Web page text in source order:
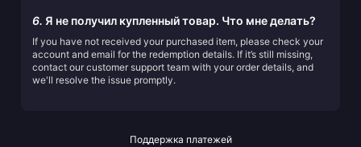
6. Я не получил купленный товар. Что мне делать?
If you have not received your purchased item, please check your
account and email for the redemption details. If it’s still missing,
contact our customer support team with your order details, and
we'll resolve the issue promptly.
Поддержка платежей